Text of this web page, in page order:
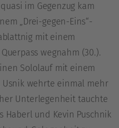
im Gegenzug kam
„Drei-gegen-Eins“-
mit einem
wegnahm (30.).
Sololauf mit einem
Usnik wehrte einmal mehr
Unterlegenheit tauchte
Haberl und Kevin Puschnik